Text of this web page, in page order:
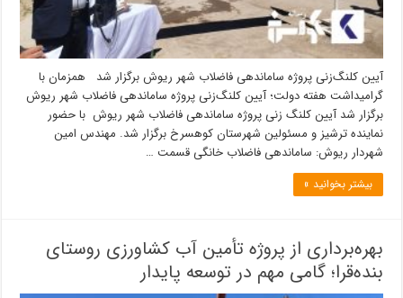
آیین کلنگ‌زنی پروژه ساماندهی فاضلاب شهر ریوش برگزار شد همزمان با
گرامیداشت هفته دولت؛ آیین کلنگ‌زنی پروژه ساماندهی فاضلاب شهر ریوش
برگزار شد آیین کلنگ زنی پروژه ساماندهی فاضلاب شهر ریوش با حضور
نماینده ترشیز و مسئولین شهرستان کوهسرخ برگزار شد. مهندس امین
شهردار ریوش: ساماندهی فاضلاب خانگی قسمت …
بیشتر بخوانید »
بهره‌برداری از پروژه تأمین آب کشاورزی روستای
بنده‌قرا؛ گامی مهم در توسعه پایدار